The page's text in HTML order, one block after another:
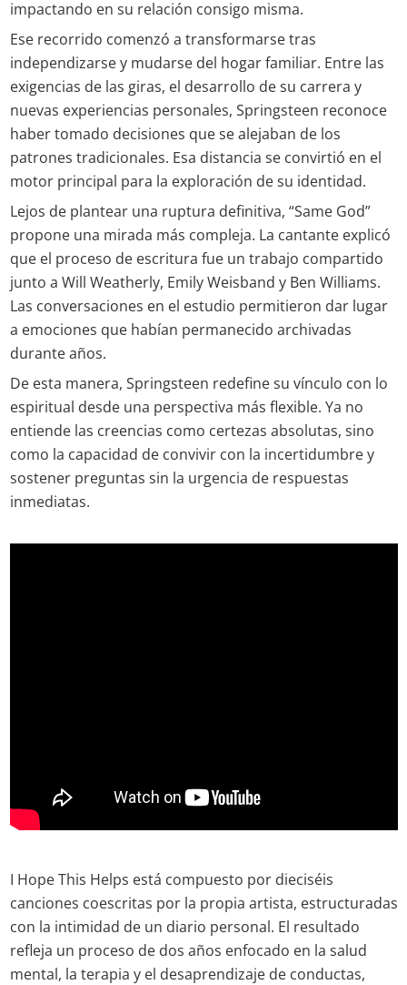
impactando en su relación consigo misma.
Ese recorrido comenzó a transformarse tras
independizarse y mudarse del hogar familiar. Entre las
exigencias de las giras, el desarrollo de su carrera y
nuevas experiencias personales, Springsteen reconoce
haber tomado decisiones que se alejaban de los
patrones tradicionales. Esa distancia se convirtió en el
motor principal para la exploración de su identidad.
Lejos de plantear una ruptura definitiva, “Same God”
propone una mirada más compleja. La cantante explicó
que el proceso de escritura fue un trabajo compartido
junto a Will Weatherly, Emily Weisband y Ben Williams.
Las conversaciones en el estudio permitieron dar lugar
a emociones que habían permanecido archivadas
durante años.
De esta manera, Springsteen redefine su vínculo con lo
espiritual desde una perspectiva más flexible. Ya no
entiende las creencias como certezas absolutas, sino
como la capacidad de convivir con la incertidumbre y
sostener preguntas sin la urgencia de respuestas
inmediatas.
I Hope This Helps está compuesto por dieciséis
canciones coescritas por la propia artista, estructuradas
con la intimidad de un diario personal. El resultado
refleja un proceso de dos años enfocado en la salud
mental, la terapia y el desaprendizaje de conductas,